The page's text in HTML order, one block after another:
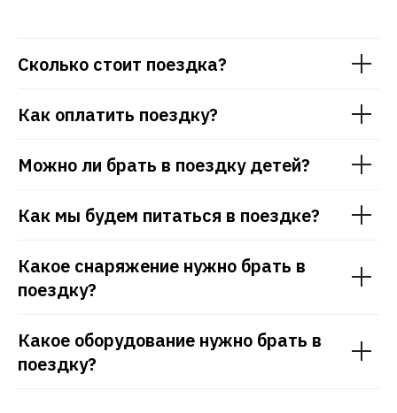
Сколько стоит поездка?
Как оплатить поездку?
Можно ли брать в поездку детей?
Как мы будем питаться в поездке?
Какое снаряжение нужно брать в
поездку?
Какое оборудование нужно брать в
поездку?